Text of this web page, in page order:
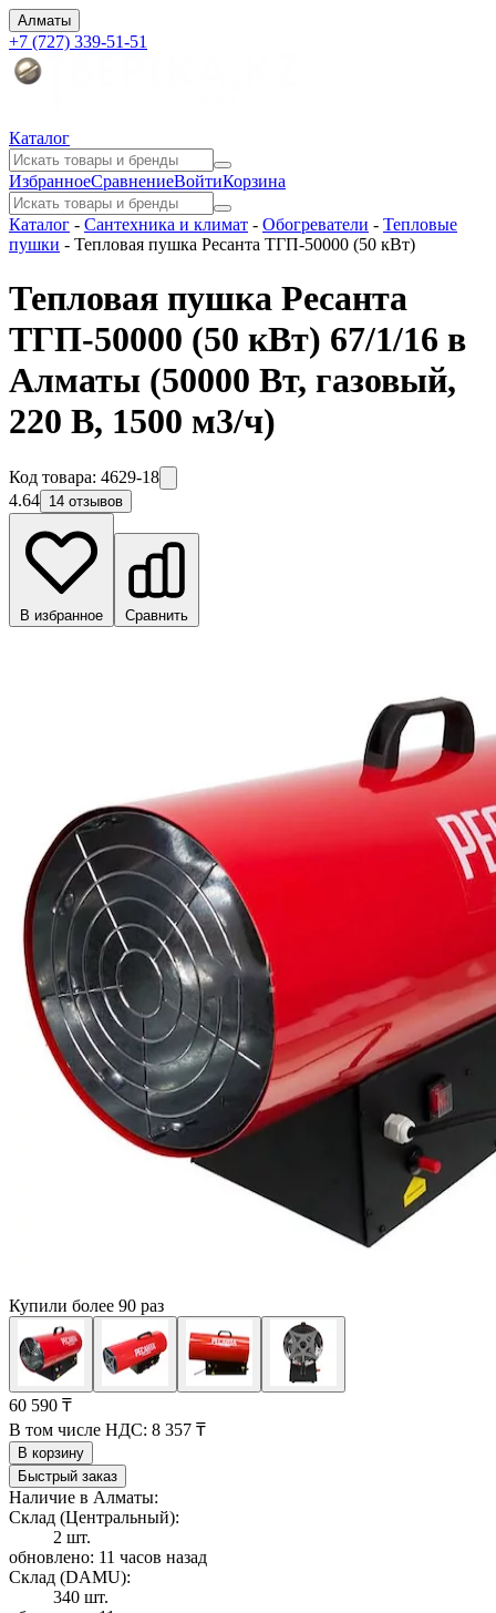
Алматы
+7 (727) 339-51-51
Каталог
ИзбранноеСравнениеВойтиКорзина
Каталог - Сантехника и климат - Обогреватели - Тепловые
пушки - Тепловая пушка Ресанта ТГП-50000 (50 кВт)
Тепловая пушка Ресанта
ТГП-50000 (50 кВт) 67/1/16 в
Алматы (50000 Вт, газовый,
220 В, 1500 м3/ч)
Код товара: 4629-18
4.64 14 отзывов
В избранное Сравнить
Купили более 90 раз
60 590 ₸
В том числе НДС: 8 357 ₸
В корзину
Быстрый заказ
Наличие в Алматы:
Склад (Центральный):
2 шт.
обновлено: 11 часов назад
Склад (DAMU):
340 шт.